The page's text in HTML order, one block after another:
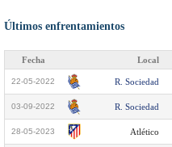
Últimos enfrentamientos
Fecha Local
22-05-2022 R. Sociedad
03-09-2022 R. Sociedad
28-05-2023 Atlético